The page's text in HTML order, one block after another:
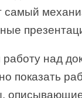
самый
работу над
показать